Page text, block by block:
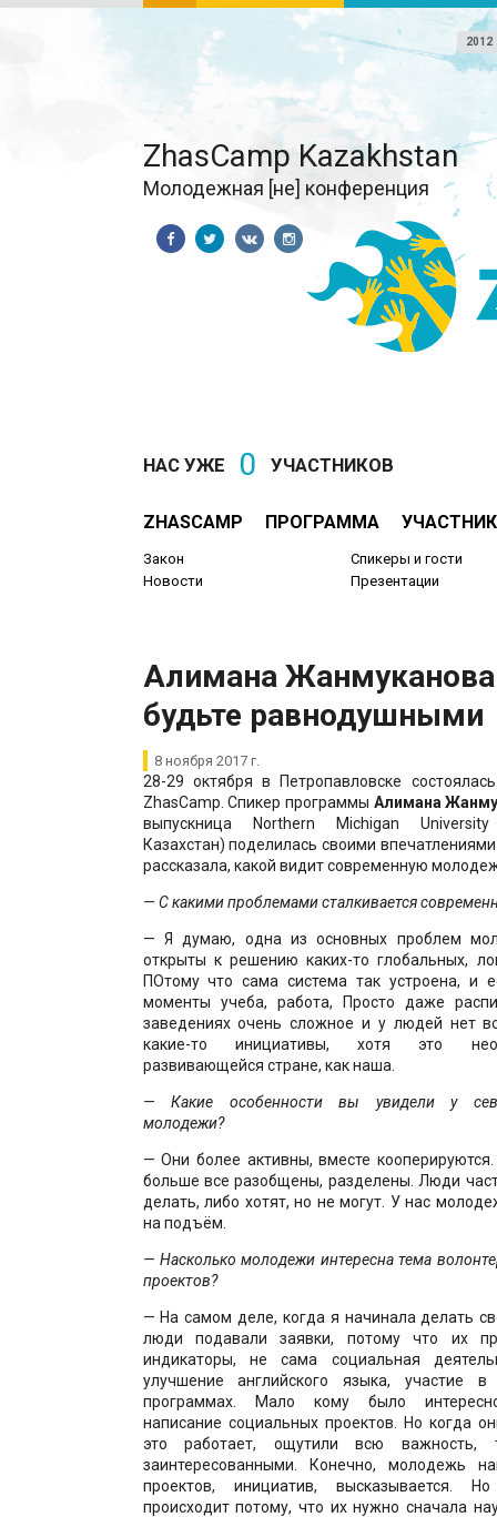
2012
ZhasCamp Kazakhstan
Молодежная [не] конференция
НАС УЖЕ 0 УЧАСТНИКОВ
ZHASCAMP ПРОГРАММА
Закон
Новости
Спикеры и гости
Презентации
​Алимана
будьте равнодушными
8 ноября 2017 г.
28-29 октября в Петропавловске
ZhasCamp. Спикер программы Алимана
выпускница Northern Michigan University
Казахстан) поделилась своими
рассказала, какой видит современную
— С какими проблемами сталкивается
— Я думаю, одна из основных проблем
открыты к решению каких-то глобальных,
ПОтому что сама система так устроена, и
моменты учеба, работа, Просто даже
заведениях очень сложное и у людей нет
какие-то инициативы, хотя это
развивающейся стране, как наша.
— Какие особенности вы увидели у
молодежи?
— Они более активны, вместе
больше все разобщены, разделены. Люди
делать, либо хотят, но не могут. У нас
на подъём.
— Насколько молодежи интересна тема
проектов?
— На самом деле, когда я начинала делать
люди подавали заявки, потому что их
индикаторы, не сама социальная
улучшение английского языка, участие в
программах. Мало кому было
написание социальных проектов. Но когда
это работает, ощутили всю важность,
заинтересованными. Конечно, молодежь
проектов, инициатив, высказывается.
происходит потому, что их нужно сначала